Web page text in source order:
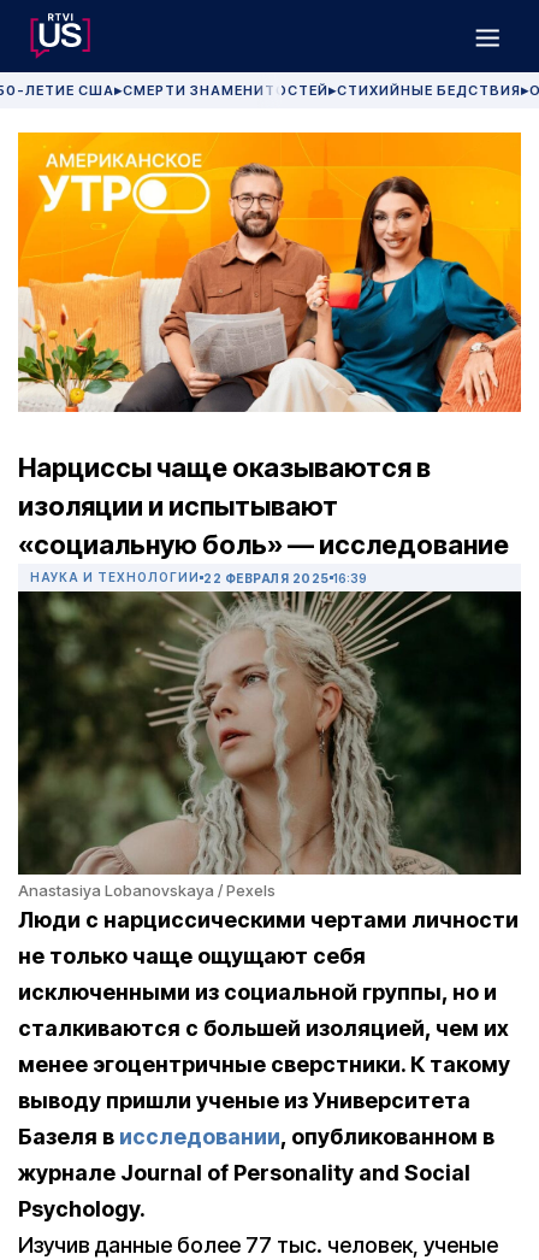
ЛЕТИЕ США▶СМЕРТИ ЗНАМЕНИТОСТЕЙ▶СТИХИЙНЫЕ БЕДСТВИЯ▶
Нарциссы чаще оказываются в
изоляции и испытывают
«социальную боль» — исследование
НАУКА И ТЕХНОЛОГИИ 22 ФЕВРАЛЯ 2025 16:39
Anastasiya Lobanovskaya / Pexels
Люди с нарциссическими чертами личности
не только чаще ощущают себя
исключенными из социальной группы, но и
сталкиваются с большей изоляцией, чем их
менее эгоцентричные сверстники. К такому
выводу пришли ученые из Университета
Базеля в исследовании, опубликованном в
журнале Journal of Personality and Social
Psychology.
Изучив данные более 77 тыс. человек, ученые